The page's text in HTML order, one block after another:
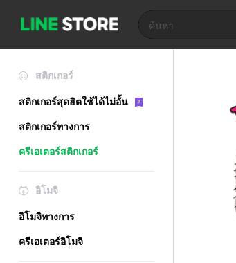
สติกเกอร์
สติกเกอร์สุดฮิตใช้ได้ไม่อั้น
สติกเกอร์ทางการ
ครีเอเตอร์สติกเกอร์
อิโมจิ
อิโมจิทางการ
ครีเอเตอร์อิโมจิ